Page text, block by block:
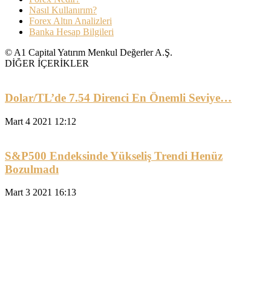
Nasıl Kullanırım?
Forex Altın Analizleri
Banka Hesap Bilgileri
© A1 Capital Yatırım Menkul Değerler A.Ş.
DİĞER İÇERİKLER
Dolar/TL’de 7.54 Direnci En Önemli Seviye…
Mart 4 2021 12:12
S&P500 Endeksinde Yükseliş Trendi Henüz
Bozulmadı
Mart 3 2021 16:13